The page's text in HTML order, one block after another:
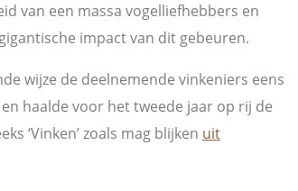
van een massa vogelliefhebbers en
impact van dit gebeuren.
wijze de deelnemende vinkeniers eens
haalde voor het tweede jaar op rij de
‘Vinken’ zoals mag blijken uit